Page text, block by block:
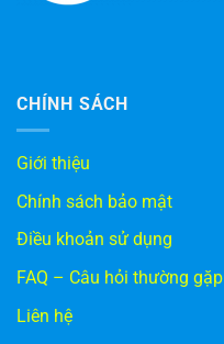
CHÍNH SÁCH
Giới thiệu
Chính sách bảo mật
Điều khoản sử dụng
FAQ – Câu hỏi thường gặp
Liên hệ